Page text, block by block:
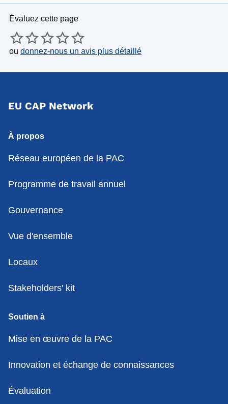
Évaluez cette page
ou donnez-nous un avis plus détaillé
EU CAP Network
À propos
Réseau européen de la PAC
Programme de travail annuel
Gouvernance
Vue d'ensemble
Locaux
Stakeholders' kit
Soutien à
Mise en œuvre de la PAC
Innovation et échange de connaissances
Évaluation